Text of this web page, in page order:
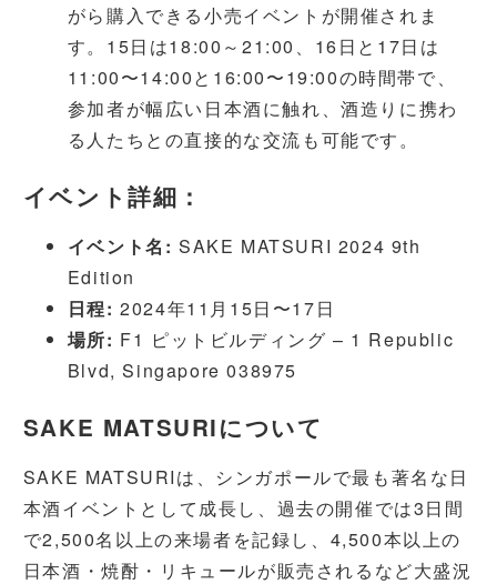
がら購入できる小売イベントが開催されま
す。15日は18:00～21:00、16日と17日は
11:00〜14:00と16:00〜19:00の時間帯で、
参加者が幅広い日本酒に触れ、酒造りに携わ
る人たちとの直接的な交流も可能です。
イベント詳細：
イベント名: SAKE MATSURI 2024 9th
Edition
日程: 2024年11月15日〜17日
場所: F1 ピットビルディング – 1 Republic
Blvd, Singapore 038975
SAKE MATSURIについて
SAKE MATSURIは、シンガポールで最も著名な日
本酒イベントとして成長し、過去の開催では3日間
で2,500名以上の来場者を記録し、4,500本以上の
日本酒・焼酎・リキュールが販売されるなど大盛況